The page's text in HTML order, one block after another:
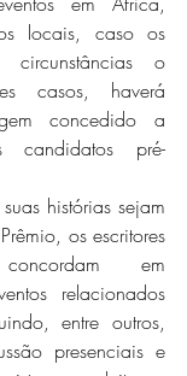
locais, caso os
o
casos, haverá
concedido a
pré-
histórias sejam
os escritores
em
relacionados
entre outros,
presenciais e